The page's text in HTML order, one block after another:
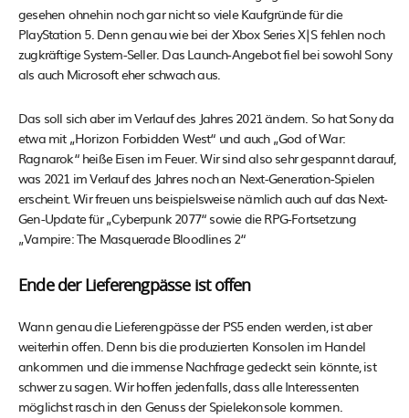
gesehen ohnehin noch gar nicht so viele Kaufgründe für die
PlayStation 5. Denn genau wie bei der Xbox Series X|S fehlen noch
zugkräftige System-Seller. Das Launch-Angebot fiel bei sowohl Sony
als auch Microsoft eher schwach aus.
Das soll sich aber im Verlauf des Jahres 2021 ändern. So hat Sony da
etwa mit „Horizon Forbidden West“ und auch „God of War:
Ragnarok“ heiße Eisen im Feuer. Wir sind also sehr gespannt darauf,
was 2021 im Verlauf des Jahres noch an Next-Generation-Spielen
erscheint. Wir freuen uns beispielsweise nämlich auch auf das Next-
Gen-Update für „Cyberpunk 2077“ sowie die RPG-Fortsetzung
„Vampire: The Masquerade Bloodlines 2“
Ende der Lieferengpässe ist offen
Wann genau die Lieferengpässe der PS5 enden werden, ist aber
weiterhin offen. Denn bis die produzierten Konsolen im Handel
ankommen und die immense Nachfrage gedeckt sein könnte, ist
schwer zu sagen. Wir hoffen jedenfalls, dass alle Interessenten
möglichst rasch in den Genuss der Spielekonsole kommen.